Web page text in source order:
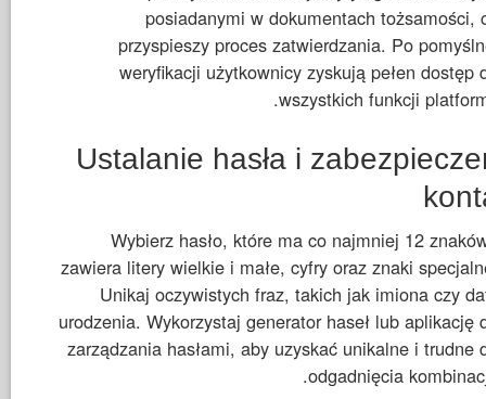
posiadanymi w dokumentach tożsamości,
przyspieszy proces zatwierdzania. Po
weryfikacji użytkownicy zyskują pełen dostęp
wszystkich funkcji
Ustalanie hasła i
Wybierz hasło, które ma co najmniej 12
zawiera litery wielkie i małe, cyfry oraz znaki
Unikaj oczywistych fraz, takich jak imiona czy
urodzenia. Wykorzystaj generator haseł lub aplikację
zarządzania hasłami, aby uzyskać unikalne i trudne
odgadnięcia